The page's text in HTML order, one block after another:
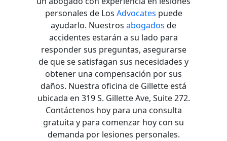
personales de Los Advocates puede
ayudarlo. Nuestros abogados de
accidentes estarán a su lado para
responder sus preguntas, asegurarse
de que se satisfagan sus necesidades y
obtener una compensación por sus
daños. Nuestra oficina de Gillette está
ubicada en 319 S. Gillette Ave, Suite 272.
Contáctenos hoy para una consulta
gratuita y para comenzar hoy con su
demanda por lesiones personales.